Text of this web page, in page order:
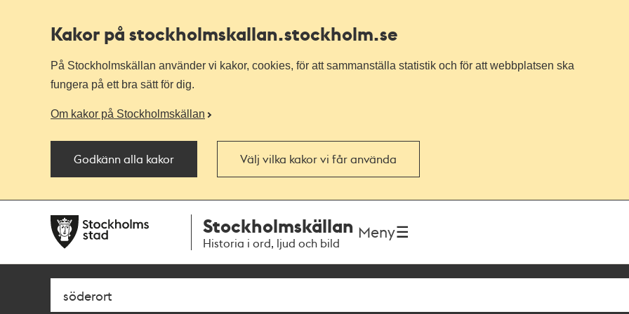
Kakor på stockholmskallan.stockholm.se
På Stockholmskällan använder vi kakor, cookies, för att sammanställa statistik och för att webbplatsen ska
fungera på ett bra sätt för dig.
Om kakor på Stockholmskällan
Godkänn alla kakor Välj vilka kakor vi får använda
navigationen
huvudinnehållet
Stockholmskällan
Historia i ord, ljud och bild
Meny
Sök